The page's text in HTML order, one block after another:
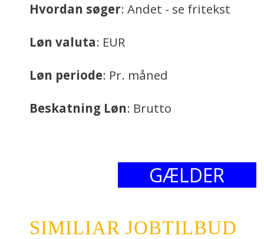
Hvordan søger: Andet - se fritekst
Løn valuta: EUR
Løn periode: Pr. måned
Beskatning Løn: Brutto
GÆLDER
SIMILIAR JOBTILBUD